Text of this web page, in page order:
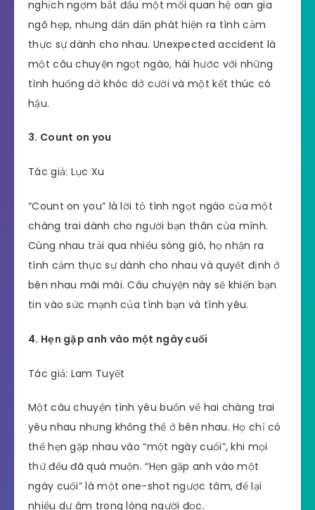
nghịch ngợm bắt đầu một mối quan hệ oan gia
ngõ hẹp, nhưng dần dần phát hiện ra tình cảm
thực sự dành cho nhau. Unexpected accident là
một câu chuyện ngọt ngào, hài hước với những
tình huống dở khóc dở cười và một kết thúc có
hậu.
3. Count on you
Tác giả: Lục Xu
“Count on you” là lời tỏ tình ngọt ngào của một
chàng trai dành cho người bạn thân của mình.
Cùng nhau trải qua nhiều sóng gió, họ nhận ra
tình cảm thực sự dành cho nhau và quyết định ở
bên nhau mãi mãi. Câu chuyện này sẽ khiến bạn
tin vào sức mạnh của tình bạn và tình yêu.
4. Hẹn gặp anh vào một ngày cuối
Tác giả: Lam Tuyết
Một câu chuyện tình yêu buồn về hai chàng trai
yêu nhau nhưng không thể ở bên nhau. Họ chỉ có
thể hẹn gặp nhau vào “một ngày cuối”, khi mọi
thứ đều đã quá muộn. “Hẹn gặp anh vào một
ngày cuối” là một one-shot ngược tâm, để lại
nhiều dư âm trong lòng người đọc.